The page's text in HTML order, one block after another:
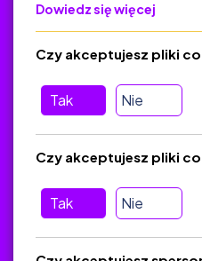
Polityka Prywatności
O platformie
Baza materiałów
Jak zostać autorem
Dowiedz się więcej
Tak Nie
Czy akceptujesz pliki
Tak Nie
Czy akceptujesz pliki